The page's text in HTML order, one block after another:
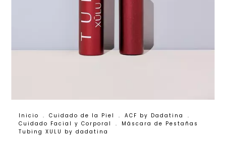
Inicio . Cuidado de la Piel . ACF by Dadatina
.
Cuidado Facial y Corporal
.
Máscara de Pestañas
Tubing XULU by dadatina